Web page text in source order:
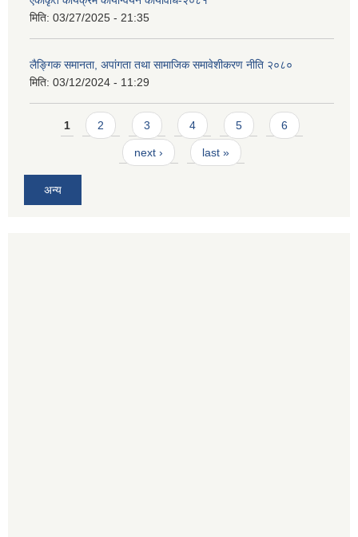
मिति: 03/27/2025 - 21:35
लैङ्गिक समानता, अपांगता तथा सामाजिक समावेशीकरण नीति २०८०
मिति: 03/12/2024 - 11:29
Pages
1 2 3 4 5 6
next › last »
अन्य